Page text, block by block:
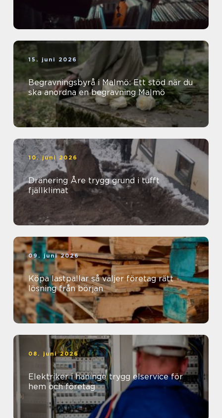
15. juni 2026
Begravningsbyrå i Malmö: Ett stöd när du
ska anordna en begravning Malmö
10. juni 2026
Dränering Åre trygg grund i tufft
fjällklimat
09. juni 2026
Köpa lastpallar så väljer företag rätt
lösning från början
08. juni 2026
Elektriker i haninge trygg elservice för
hem och företag